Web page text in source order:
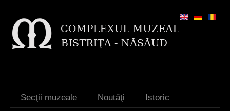
Secţii muzeale Noutăţi
Istoric